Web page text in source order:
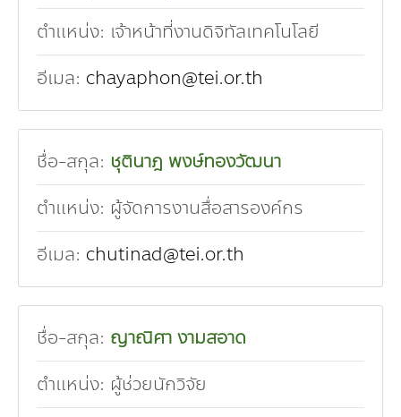
ตำแหน่ง: เจ้าหน้าที่งานดิจิทัลเทคโนโลยี
อีเมล: chayaphon@tei.or.th
ชื่อ-สกุล: ชุตินาฎ พงษ์ทองวัฒนา
ตำแหน่ง: ผู้จัดการงานสื่อสารองค์กร
อีเมล: chutinad@tei.or.th
ชื่อ-สกุล: ญาณิศา งามสอาด
ตำแหน่ง: ผู้ช่วยนักวิจัย